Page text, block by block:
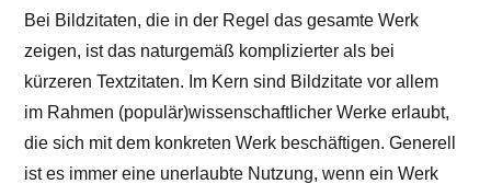
Bei Bildzitaten, die in der Regel das gesamte Werk
zeigen, ist das naturgemäß komplizierter als bei
kürzeren Textzitaten. Im Kern sind Bildzitate vor allem
im Rahmen (populär)wissenschaftlicher Werke erlaubt,
die sich mit dem konkreten Werk beschäftigen. Generell
ist es immer eine unerlaubte Nutzung, wenn ein Werk